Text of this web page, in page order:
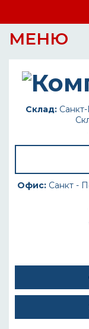
МЕНЮ
Склад:
Офис: Санкт -